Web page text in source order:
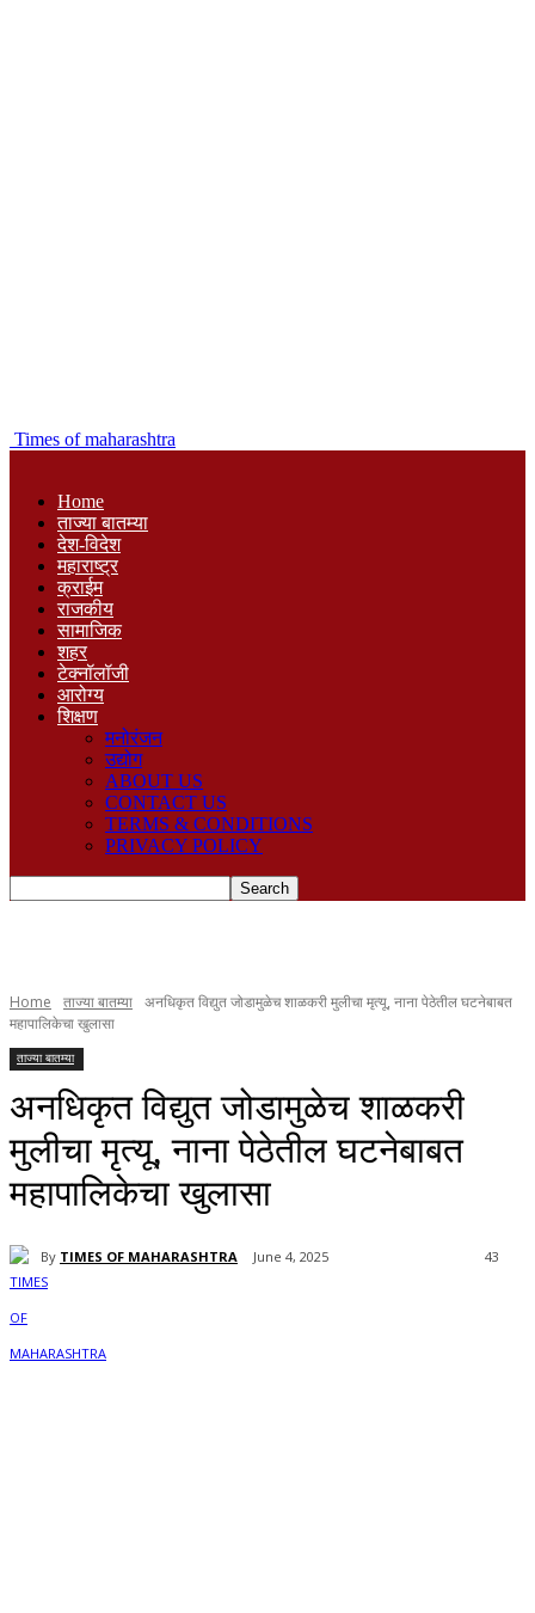
Times of maharashtra
Home
ताज्या बातम्या
देश-विदेश
महाराष्ट्र
क्राईम
राजकीय
सामाजिक
शहर
टेक्नॉलॉजी
आरोग्य
शिक्षण
मनोरंजन
उद्योग
ABOUT US
CONTACT US
TERMS & CONDITIONS
PRIVACY POLICY
Home ताज्या बातम्या अनधिकृत विद्युत जोडामुळेच शाळकरी मुलीचा मृत्यू, नाना पेठेतील घटनेबाबत
महापालिकेचा खुलासा
ताज्या बातम्या
अनधिकृत विद्युत जोडामुळेच शाळकरी
मुलीचा मृत्यू, नाना पेठेतील घटनेबाबत
महापालिकेचा खुलासा
By TIMES OF MAHARASHTRA June 4, 2025 43